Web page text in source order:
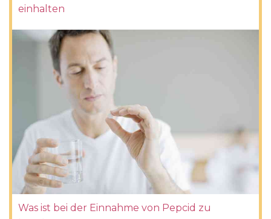
einhalten
Was ist bei der Einnahme von Pepcid zu